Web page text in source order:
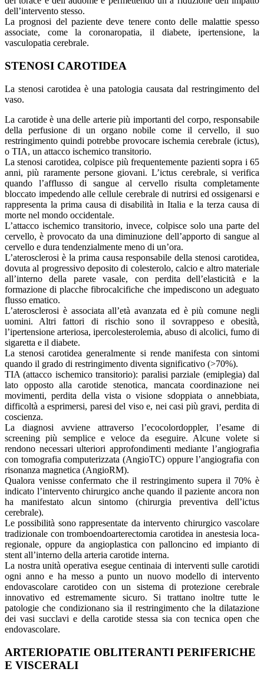
dell’intervento stesso.
La prognosi del paziente deve tenere conto delle malattie spesso
associate, come la coronaropatia, il diabete, ipertensione, la
vasculopatia cerebrale.
STENOSI CAROTIDEA
La stenosi carotidea è una patologia causata dal restringimento del
vaso.
La carotide è una delle arterie più importanti del corpo, responsabile
della perfusione di un organo nobile come il cervello, il suo
restringimento quindi potrebbe provocare ischemia cerebrale (ictus),
o TIA, un attacco ischemico transitorio.
La stenosi carotidea, colpisce più frequentemente pazienti sopra i 65
anni, più raramente persone giovani. L’ictus cerebrale, si verifica
quando l’afflusso di sangue al cervello risulta completamente
bloccato impedendo alle cellule cerebrale di nutrirsi ed ossigenarsi e
rappresenta la prima causa di disabilità in Italia e la terza causa di
morte nel mondo occidentale.
L’attacco ischemico transitorio, invece, colpisce solo una parte del
cervello, è provocato da una diminuzione dell’apporto di sangue al
cervello e dura tendenzialmente meno di un’ora.
L’aterosclerosi è la prima causa responsabile della stenosi carotidea,
dovuta al progressivo deposito di colesterolo, calcio e altro materiale
all’interno della parete vasale, con perdita dell’elasticità e la
formazione di placche fibrocalcifiche che impediscono un adeguato
flusso ematico.
L’aterosclerosi è associata all’età avanzata ed è più comune negli
uomini. Altri fattori di rischio sono il sovrappeso e obesità,
l’ipertensione arteriosa, ipercolesterolemia, abuso di alcolici, fumo di
sigaretta e il diabete.
La stenosi carotidea generalmente si rende manifesta con sintomi
quando il grado di restringimento diventa significativo (>70%).
TIA (attacco ischemico transitorio): paralisi parziale (emiplegia) dal
lato opposto alla carotide stenotica, mancata coordinazione nei
movimenti, perdita della vista o visione sdoppiata o annebbiata,
difficoltà a esprimersi, paresi del viso e, nei casi più gravi, perdita di
coscienza.
La diagnosi avviene attraverso l’ecocolordoppler, l’esame di
screening più semplice e veloce da eseguire. Alcune volete si
rendono necessari ulteriori approfondimenti mediante l’angiografia
con tomografia computerizzata (AngioTC) oppure l’angiografia con
risonanza magnetica (AngioRM).
Qualora venisse confermato che il restringimento supera il 70% è
indicato l’intervento chirurgico anche quando il paziente ancora non
ha manifestato alcun sintomo (chirurgia preventiva dell’ictus
cerebrale).
Le possibilità sono rappresentate da intervento chirurgico vascolare
tradizionale con tromboendoarterectomia carotidea in anestesia loca-
regionale, oppure da angioplastica con palloncino ed impianto di
stent all’interno della arteria carotide interna.
La nostra unità operativa esegue centinaia di interventi sulle carotidi
ogni anno e ha messo a punto un nuovo modello di intervento
endovascolare carotideo con un sistema di protezione cerebrale
innovativo ed estremamente sicuro. Si trattano inoltre tutte le
patologie che condizionano sia il restringimento che la dilatazione
dei vasi succlavi e della carotide stessa sia con tecnica open che
endovascolare.
ARTERIOPATIE OBLITERANTI PERIFERICHE
E VISCERALI